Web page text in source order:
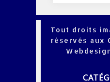
Tout droits
réservés aux